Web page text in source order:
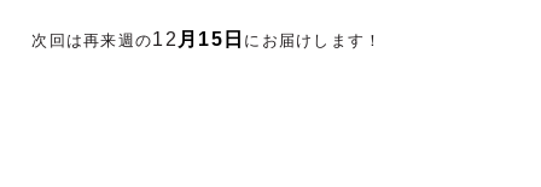
次回は再来週の12 月15日 にお届けします！